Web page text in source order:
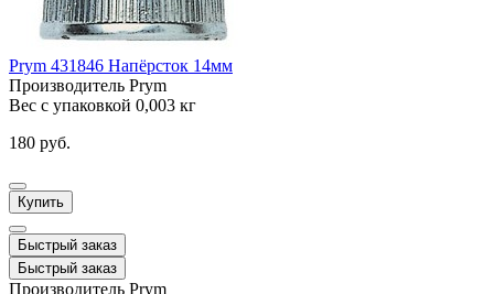
Prym 431846 Напёрсток 14мм
Производитель Prym
Вес с упаковкой 0,003 кг
180 руб.
Купить
Быстрый заказ
Быстрый заказ
Производитель Prym